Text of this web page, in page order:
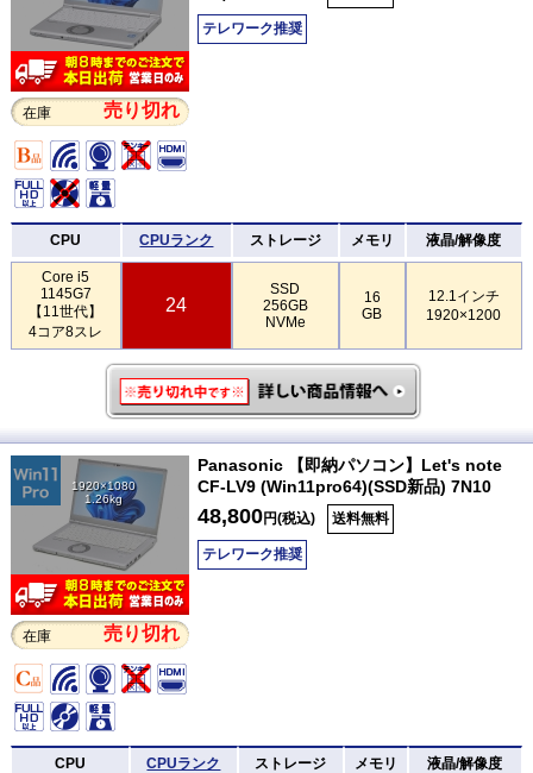
在庫 売り切れ
テレワーク推奨
CPU CPUランク ストレージ メモリ 液晶/解像度
Core i5
1145G7
【11世代】
4コア8スレ
24
SSD
256GB
NVMe
16
GB
12.1インチ
1920×1200
1920×1080
1.26kg
在庫 売り切れ
Panasonic 【即納パソコン】Let's note
CF-LV9 (Win11pro64)(SSD新品) 7N10
48,800円(税込) 送料無料
テレワーク推奨
CPU CPUランク ストレージ メモリ 液晶/解像度